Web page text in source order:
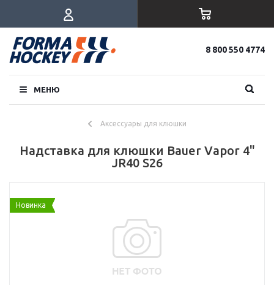
8 800 550 4774
МЕНЮ
Аксессуары для клюшки
Надставка для клюшки Bauer Vapor 4"
JR40 S26
Новинка